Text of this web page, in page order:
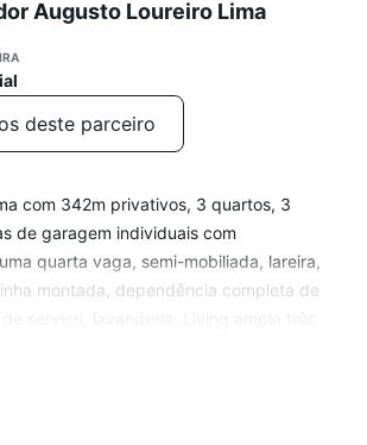
Augusto Loureiro Lima
deste parceiro
com 342m privativos, 3 quartos, 3
de garagem individuais com
quarta vaga, semi-mobiliada, lareira,
montada, dependência completa de
porcelanato, 3 quaros e 1 suíte na parte
em madeira, ar condicionado central.